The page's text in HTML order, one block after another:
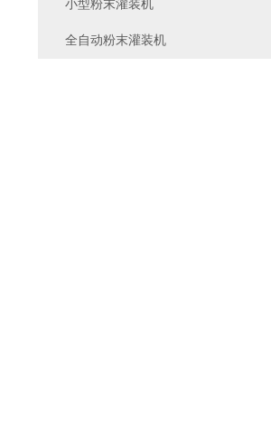
小型粉末灌装机
全自动粉末灌装机